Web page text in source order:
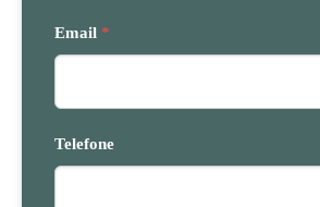
Email *
Telefone